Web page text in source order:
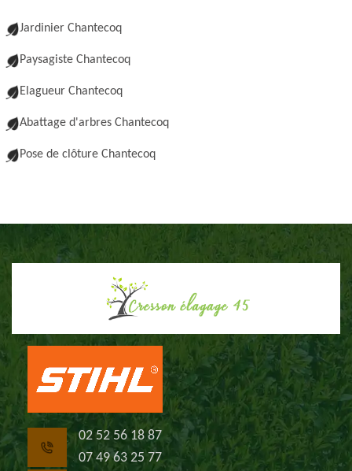
Jardinier Chantecoq
Paysagiste Chantecoq
Elagueur Chantecoq
Abattage d'arbres Chantecoq
Pose de clôture Chantecoq
02 52 56 18 87
07 49 63 25 77